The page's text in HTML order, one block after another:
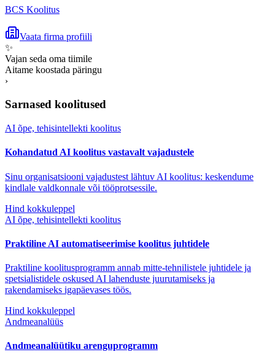
BCS Koolitus
Vaata firma profiili
✨
Vajan seda oma tiimile
Aitame koostada päringu
›
Sarnased koolitused
AI õpe, tehisintellekti koolitus
Kohandatud AI koolitus vastavalt vajadustele
Sinu organisatsiooni vajadustest lähtuv AI koolitus: keskendume
kindlale valdkonnale või tööprotsessile.
Hind kokkuleppel
AI õpe, tehisintellekti koolitus
Praktiline AI automatiseerimise koolitus juhtidele
Praktiline koolitusprogramm annab mitte-tehnilistele juhtidele ja
spetsialistidele oskused AI lahenduste juurutamiseks ja
rakendamiseks igapäevases töös.
Hind kokkuleppel
Andmeanalüüs
Andmeanalüütiku arenguprogramm